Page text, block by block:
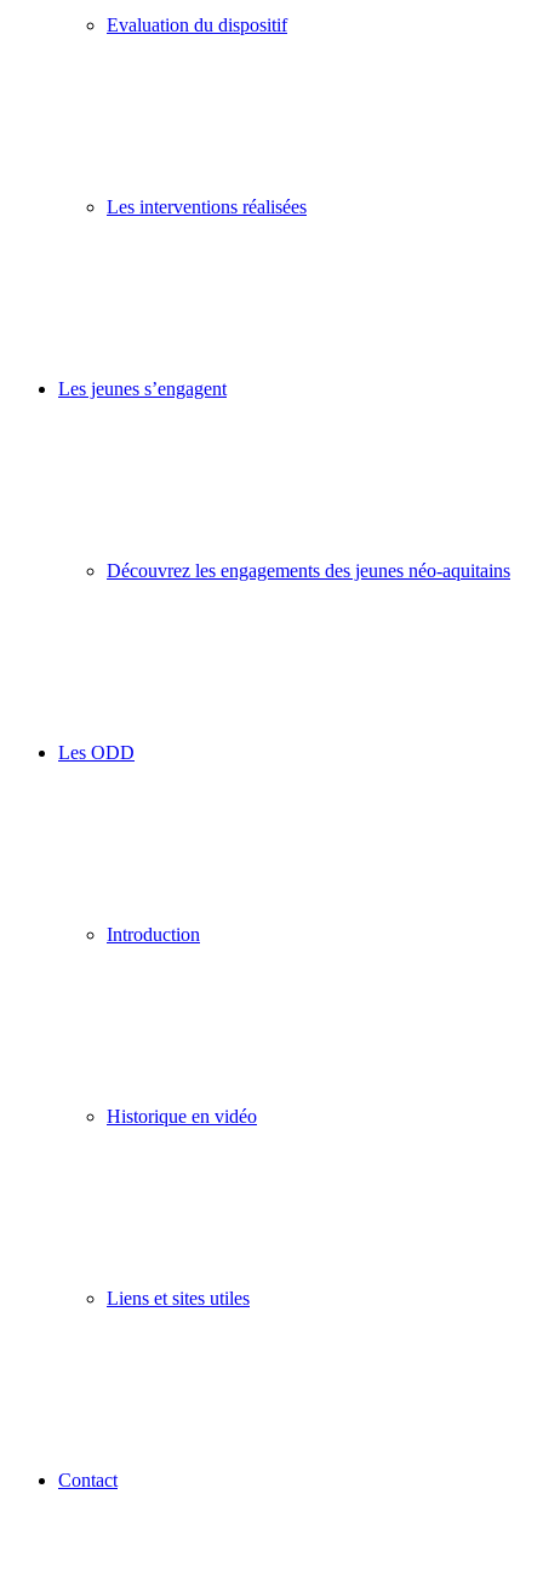
Evaluation du dispositif
Les interventions réalisées
Les jeunes s’engagent
Découvrez les engagements des jeunes néo-aquitains
Les ODD
Introduction
Historique en vidéo
Liens et sites utiles
Contact